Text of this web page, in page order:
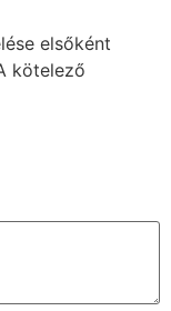
elsőként
kötelező